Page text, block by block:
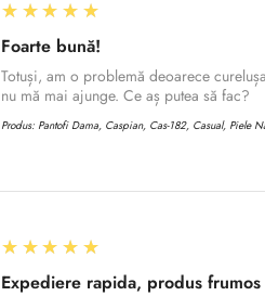
5
★★★★★
Foarte bună!
Totuși, am o problemă deoarece
nu mă mai ajunge. Ce aș putea să fac?
Produs: Pantofi Dama, Caspian, Cas-182, Casual, Piele
5
★★★★★
Expediere rapida, produs